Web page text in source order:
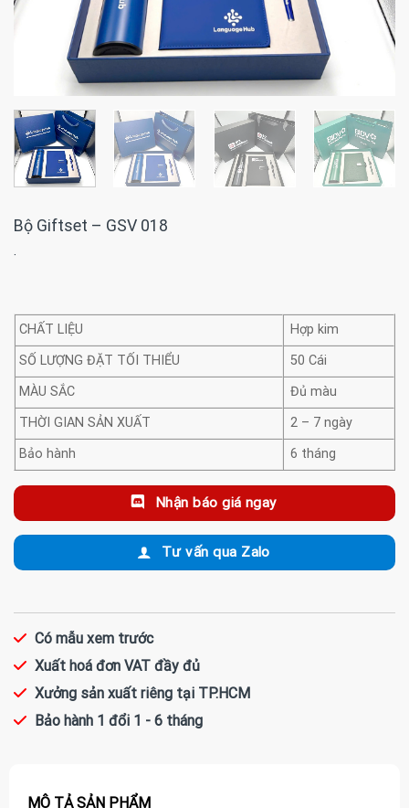
Bộ Giftset – GSV 018
·
CHẤT LIỆU
Hợp kim
SỐ LƯỢNG ĐẶT TỐI THIỂU
50 Cái
MÀU SẮC
Đủ màu
THỜI GIAN SẢN XUẤT
2 – 7 ngày
Bảo hành
6 tháng
Nhận báo giá ngay
Tư vấn qua Zalo
Có mẫu xem trước
Xuất hoá đơn VAT đầy đủ
Xưởng sản xuất riêng tại TP.HCM
Bảo hành 1 đổi 1 - 6 tháng